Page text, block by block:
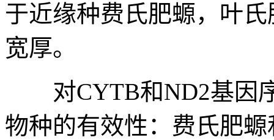
于近缘种费氏肥螈，叶
宽厚。
对CYTB和ND2基因序
物种的有效性：费氏肥